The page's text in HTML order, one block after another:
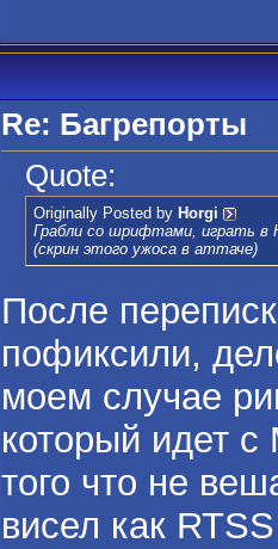
Re: Багрепорты
Quote:
Originally Posted by Horgi
Грабли со шрифтами, играть в
(скрин этого ужоса в аттаче)
После
пофиксили,
моем случае
который идет с
того что не
висел как